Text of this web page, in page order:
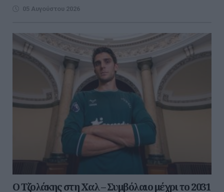
05 Αυγούστου 2026
Ο Τζολάκης στη Χαλ – Συμβόλαιο μέχρι το 2031